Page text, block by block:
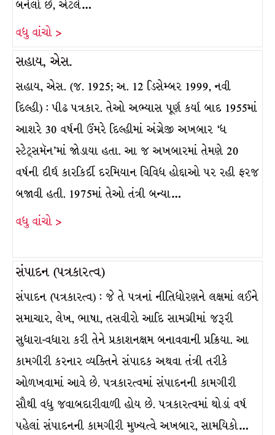
બનેલો છે, એટલે…
વધુ વાંચો >
સહાય, એસ.
સહાય, એસ. (જ. 1925; અ. 12 ડિસેમ્બર 1999, નવી
દિલ્હી) : પીઢ પત્રકાર. તેઓ અભ્યાસ પૂર્ણ કર્યા બાદ 1955માં
આશરે 30 વર્ષની ઉંમરે દિલ્હીમાં અંગ્રેજી અખબાર ‘ધ
સ્ટેટ્સમૅન’માં જોડાયા હતા. આ જ અખબારમાં તેમણે 20
વર્ષની દીર્ઘ કારકિર્દી દરમિયાન વિવિધ હોદ્દાઓ પર રહી ફરજ
બજાવી હતી. 1975માં તેઓ તંત્રી બન્યા…
વધુ વાંચો >
સંપાદન (પત્રકારત્વ)
સંપાદન (પત્રકારત્વ) : જે તે પત્રનાં નીતિધોરણને લક્ષમાં લઈને
સમાચાર, લેખ, ભાષા, તસવીરો આદિ સામગ્રીમાં જરૂરી
સુધારા-વધારા કરી તેને પ્રકાશનક્ષમ બનાવવાની પ્રક્રિયા. આ
કામગીરી કરનાર વ્યક્તિને સંપાદક અથવા તંત્રી તરીકે
ઓળખવામાં આવે છે. પત્રકારત્વમાં સંપાદનની કામગીરી
સૌથી વધુ જવાબદારીવાળી હોય છે. પત્રકારત્વમાં થોડાં વર્ષ
પહેલાં સંપાદનની કામગીરી મુખ્યત્વે અખબાર, સામયિકો…